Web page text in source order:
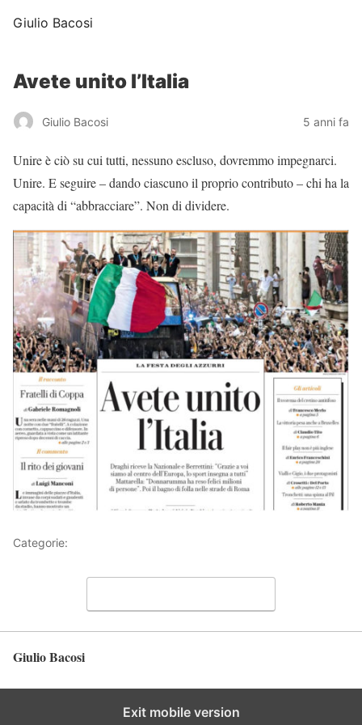
Giulio Bacosi
Avete unito l’Italia
Giulio Bacosi 5 anni fa
Unire è ciò su cui tutti, nessuno escluso, dovremmo impegnarci.
Unire. E seguire – dando ciascuno il proprio contributo – chi ha la
capacità di “abbracciare”. Non di dividere.
Categorie:
Giulio Bacosi
Exit mobile version